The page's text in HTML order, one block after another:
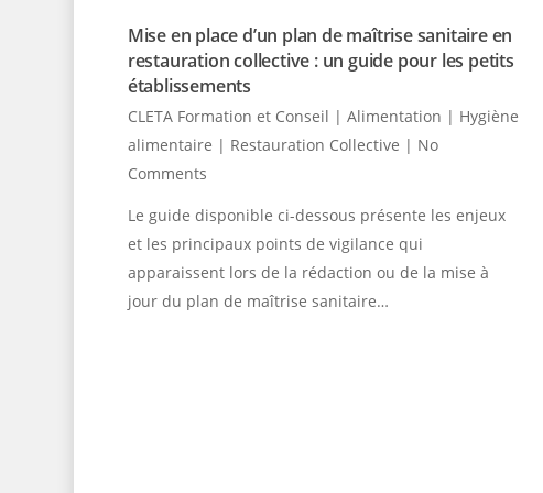
Mise en place d’un plan de maîtrise sanitaire en
restauration collective : un guide pour les petits
établissements
CLETA Formation et Conseil | Alimentation | Hygiène
alimentaire | Restauration Collective | No
Comments
Le guide disponible ci-dessous présente les enjeux
et les principaux points de vigilance qui
apparaissent lors de la rédaction ou de la mise à
jour du plan de maîtrise sanitaire…